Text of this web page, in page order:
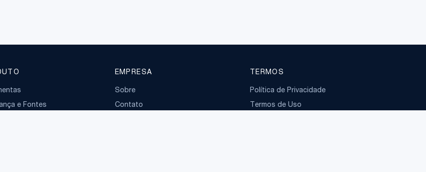
e Fontes
EMPRESA
Sobre
Contato
TERMOS
Política de Privacidade
Termos de Uso